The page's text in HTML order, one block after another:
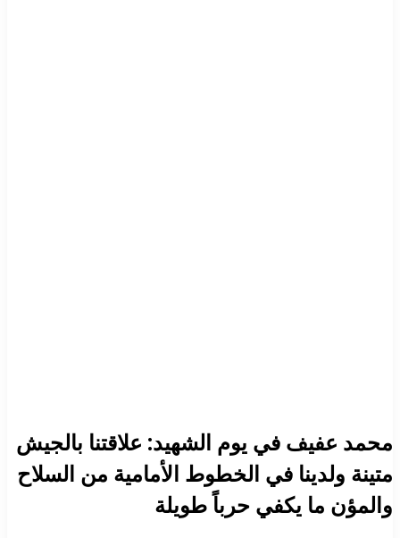
محمد عفيف في يوم الشهيد: علاقتنا بالجيش
متينة ولدينا في الخطوط الأمامية من السلاح
والمؤن ما يكفي ‏حرباً طويلة